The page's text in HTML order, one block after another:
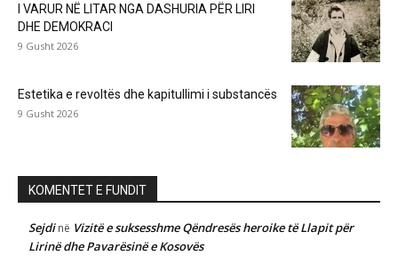
I VARUR NË LITAR NGA DASHURIA PËR LIRI
DHE DEMOKRACI
9 Gusht 2026
Estetika e revoltës dhe kapitullimi i substancës
9 Gusht 2026
KOMENTET E FUNDIT
Sejdinë Vizitë e suksesshme Qëndresës heroike të Llapit për
Lirinë dhe Pavarësinë e Kosovës